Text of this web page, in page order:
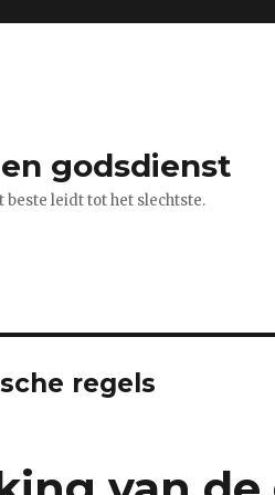
godsdienst
beste leidt tot het slechtste.
regels